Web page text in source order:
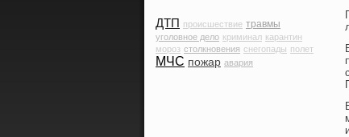
ДТП происшествие травмы
уголовное дело криминал карантин
мороз столкновения снегопады полет
МЧС пожар авария